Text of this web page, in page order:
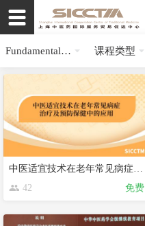
Fundamentals of traditional Chinese medicine 课程类型
中医适宜技术在老年常见病症治疗及预防保健中的应用
42
免费